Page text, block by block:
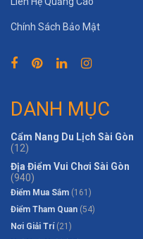
Chính Sách Bảo Mật
DANH MỤC
Cẩm Nang Du Lịch Sài Gòn
(12)
Địa Điểm Vui Chơi Sài Gòn
(940)
Điểm Mua Sắm (161)
Điểm Tham Quan (54)
Nơi Giải Trí (21)